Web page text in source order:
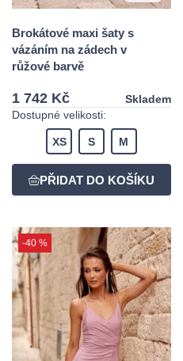
Brokátové maxi šaty s
vázáním na zádech v
růžové barvě
1 742 Kč
Skladem
Dostupné velikosti:
XS S M
-40 %